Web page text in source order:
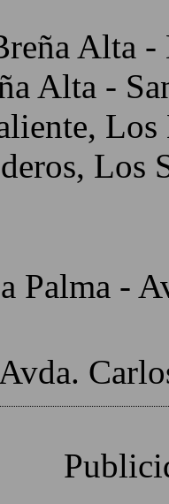
Alta
Alta -
Los
Palma -